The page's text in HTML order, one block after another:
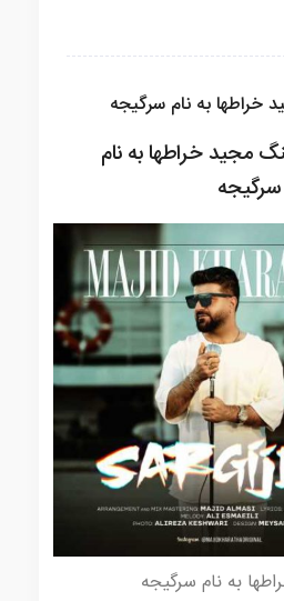
خراطها به نام سرگیجه
مجید خراطها به نام
سرگیجه
به نام سرگیجه